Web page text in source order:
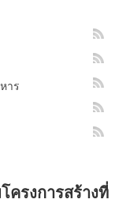
าร
ครงการสร้างที่